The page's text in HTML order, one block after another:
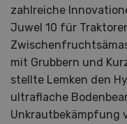
zahlreiche
Juwel 10 für
mit Grubbern und
stellte Lemken den
ultraflache
Unkrautbekämpfung